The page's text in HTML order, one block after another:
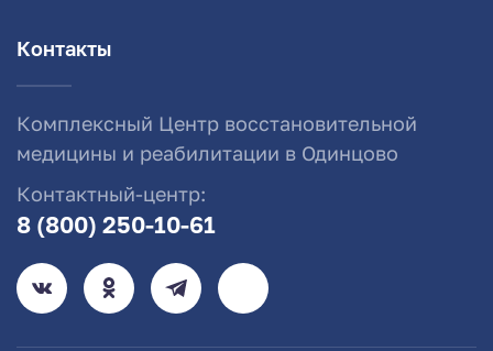
Контакты
Комплексный Центр восстановительной
медицины и реабилитации в Одинцово
Контактный-центр:
8 (800) 250-10-61